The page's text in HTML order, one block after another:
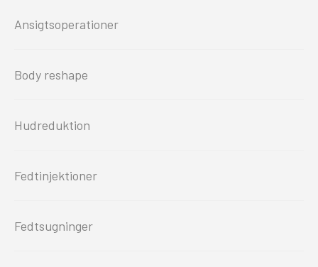
Ansigtsoperationer
Body reshape
Hudreduktion
Fedtinjektioner
Fedtsugninger